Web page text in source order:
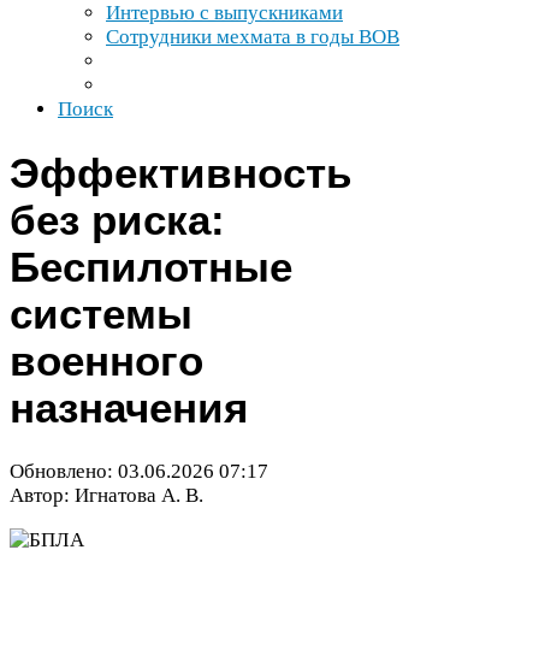
Интервью с выпускниками
Сотрудники мехмата в годы ВОВ
Поиск
Эффективность
без риска:
Беспилотные
системы
военного
назначения
Обновлено: 03.06.2026 07:17
Автор: Игнатова А. В.